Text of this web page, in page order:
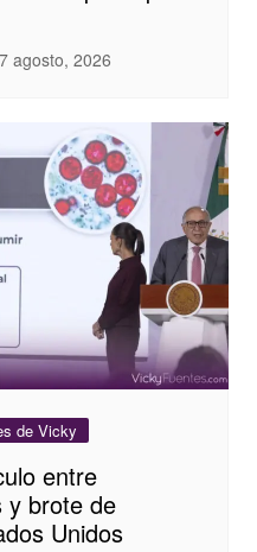
7 agosto, 2026
de Vicky
entre
y brote de
Unidos